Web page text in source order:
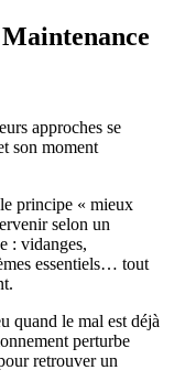
approches se
son moment
principe « mieux
selon un
: vidanges,
essentiels… tout
quand le mal est déjà
perturbe
retrouver un